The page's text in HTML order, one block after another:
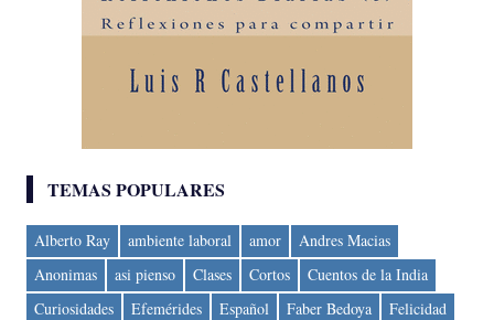
TEMAS POPULARES
Alberto Ray ambiente laboral amor
Andres Macias
Anonimas
asi pienso Clases Cortos
Cuentos de la India
Curiosidades
Efemérides Español Faber Bedoya
Felicidad